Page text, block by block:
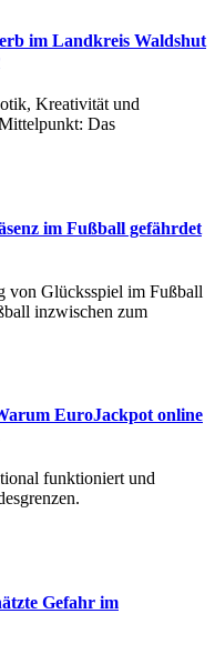
im Landkreis Waldshut
Kreativität und
Das
im Fußball gefährdet
von Glücksspiel im Fußball
inzwischen zum
EuroJackpot online
funktioniert und
Gefahr im